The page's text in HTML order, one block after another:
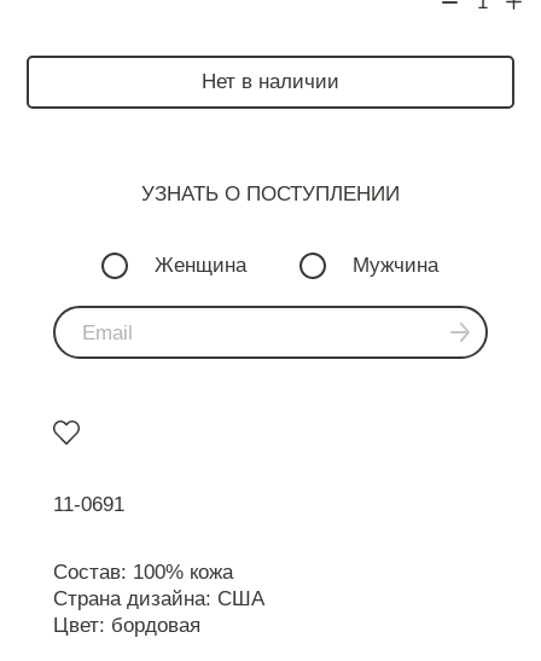
Нет в наличии
УЗНАТЬ О ПОСТУПЛЕНИИ
Женщина Мужчина
11-0691
Состав: 100% кожа
Страна дизайна: США
Цвет: бордовая